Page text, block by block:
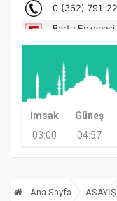
İmsak Güneş
03:00
04:57
Ana Sayfa ASAYİŞ